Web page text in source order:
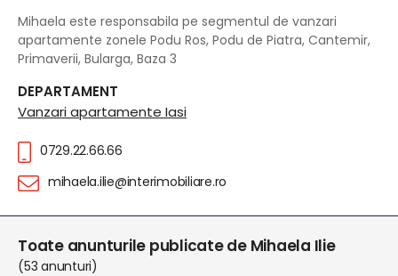
Mihaela este responsabila pe segmentul de vanzari
apartamente zonele Podu Ros, Podu de Piatra, Cantemir,
Primaverii, Bularga, Baza 3
DEPARTAMENT
Vanzari apartamente Iasi
0729.22.66.66
mihaela.ilie@interimobiliare.ro
Toate anunturile publicate de Mihaela Ilie
(53 anunturi)